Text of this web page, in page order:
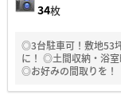
34枚
◎3台駐車可！敷地53
に！ ◎土間収納・浴室
◎お好みの間取りを！